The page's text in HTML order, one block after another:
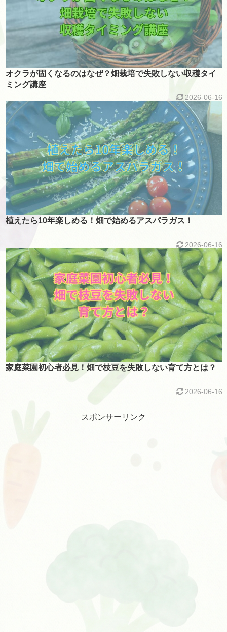
オクラが固くなるのはなぜ？畑栽培で失敗しない収穫タイ
ミング講座
2026-06-16
植えたら10年楽しめる！畑で始めるアスパラガス！
2026-06-16
家庭菜園初心者必見！畑で枝豆を失敗しない育て方とは？
2026-06-16
スポンサーリンク